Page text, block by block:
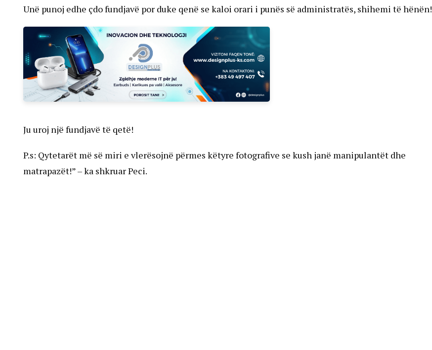
Unë punoj edhe çdo fundjavë por duke qenë se kaloi orari i punës së administratës, shihemi të hënën!
Ju uroj një fundjavë të qetë!
P.s: Qytetarët më së miri e vlerësojnë përmes këtyre fotografive se kush janë manipulantët dhe
matrapazët!” – ka shkruar Peci.